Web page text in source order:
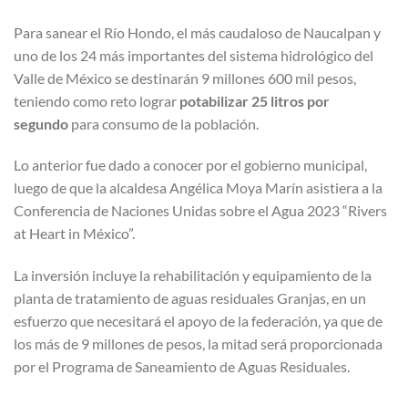
Para sanear el Río Hondo, el más caudaloso de Naucalpan y
uno de los 24 más importantes del sistema hidrológico del
Valle de México se destinarán 9 millones 600 mil pesos,
teniendo como reto lograr potabilizar 25 litros por
segundo para consumo de la población.
Lo anterior fue dado a conocer por el gobierno municipal,
luego de que la alcaldesa Angélica Moya Marín asistiera a la
Conferencia de Naciones Unidas sobre el Agua 2023 “Rivers
at Heart in México”.
La inversión incluye la rehabilitación y equipamiento de la
planta de tratamiento de aguas residuales Granjas, en un
esfuerzo que necesitará el apoyo de la federación, ya que de
los más de 9 millones de pesos, la mitad será proporcionada
por el Programa de Saneamiento de Aguas Residuales.